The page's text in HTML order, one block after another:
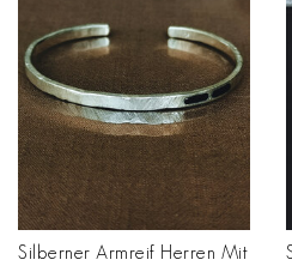
Silberner Armreif Herren Mit